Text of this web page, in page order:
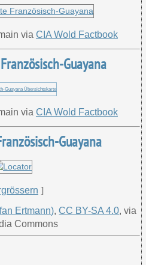
via CIA Wold Factbook
Guayana
via CIA Wold Factbook
Guayana
]
Ertmann),CC BY-SA 4.0, via
Commons